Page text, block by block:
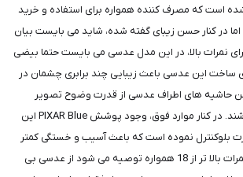
است که مصرف کننده همواره برای استفاده و خرید
در کنار حسن زیبای گفته شده، شاید می بایست بیان
نمرات بالا، در این مدل عدسی می بایست حتما بیضی
ساخت این عدسی باعث زیبایی چند برابری چشمان در
حاشیه های اطراف عدسی از قدرت وضوح تصویر
مناسبی برخوردار نمی باشند. در کنار موارد فوق، وجود پوشش PIXAR Blue این
بلوکنترل نموده است که باعث آسیب و خستگی کمتر
چشمان می گردد. برای نمرات بالا تر از 18 همواره توصیه می شود از عدسی بی